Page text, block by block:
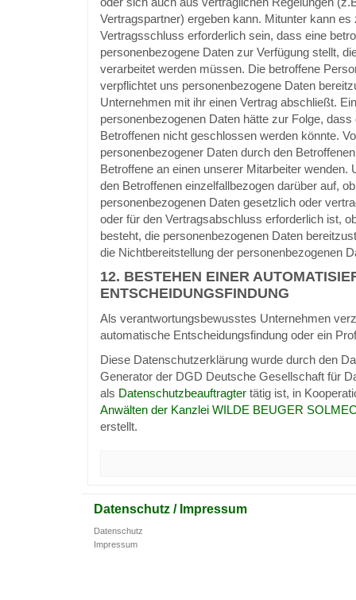
Vertragspartner) ergeben kann. Mitunter kann es
Vertragsschluss erforderlich sein, dass eine
personenbezogene Daten zur Verfügung stellt,
verarbeitet werden müssen. Die betroffene
verpflichtet uns personenbezogene Daten
Unternehmen mit ihr einen Vertrag abschließt.
personenbezogenen Daten hätte zur Folge,
Betroffenen nicht geschlossen werden könnte.
personenbezogener Daten durch den
Betroffene an einen unserer Mitarbeiter wenden.
den Betroffenen einzelfallbezogen darüber auf,
personenbezogenen Daten gesetzlich oder
oder für den Vertragsabschluss erforderlich ist,
besteht, die personenbezogenen Daten
die Nichtbereitstellung der personenbezogenen
12. BESTEHEN EINER
ENTSCHEIDUNGSFINDUNG
Als verantwortungsbewusstes Unternehmen
automatische Entscheidungsfindung oder ein
Diese Datenschutzerklärung wurde durch den
Generator der DGD Deutsche Gesellschaft für
als Datenschutzbeauftragter tätig ist, in
Anwälten der Kanzlei WILDE BEUGER
erstellt.
Datenschutz / Impressum
Datenschutz
Impressum